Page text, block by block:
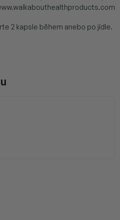
2 kapsle během anebo po jídle.